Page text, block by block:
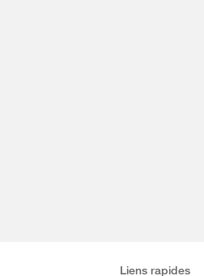
Liens rapides